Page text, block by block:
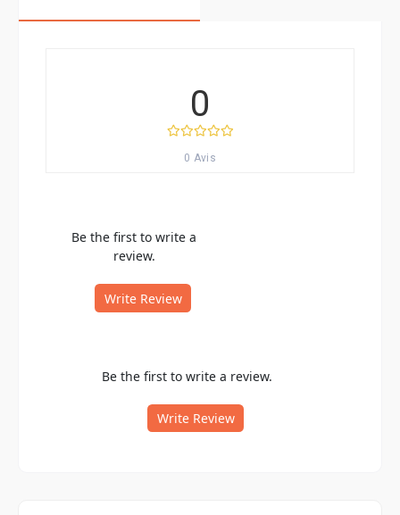
0
0 Avis
Be the first to write a
review.
Write Review
Be the first to write a review.
Write Review